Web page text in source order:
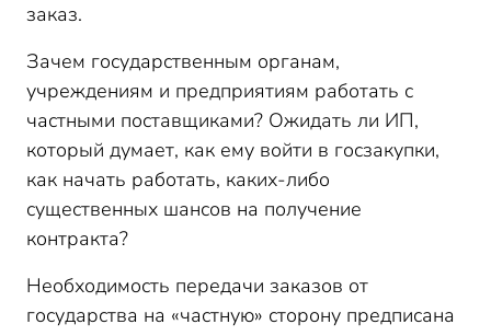
заказ.
Зачем государственным органам,
учреждениям и предприятиям работать с
частными поставщиками? Ожидать ли ИП,
который думает, как ему войти в госзакупки,
как начать работать, каких-либо
существенных шансов на получение
контракта?
Необходимость передачи заказов от
государства на «частную» сторону предписана